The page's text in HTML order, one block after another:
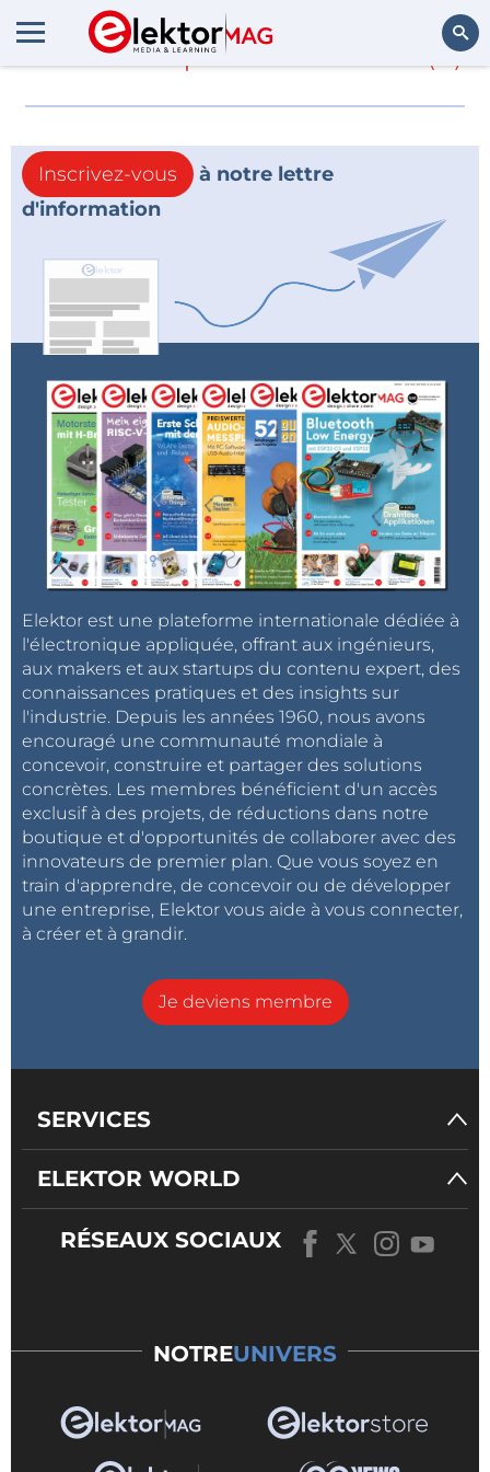
En savoir plus sur (0)
Inscrivez-vous
à notre lettre
d'information
Elektor est une plateforme internationale dédiée à
l'électronique appliquée, offrant aux ingénieurs,
aux makers et aux startups du contenu expert, des
connaissances pratiques et des insights sur
l'industrie. Depuis les années 1960, nous avons
encouragé une communauté mondiale à
concevoir, construire et partager des solutions
concrètes. Les membres bénéficient d'un accès
exclusif à des projets, de réductions dans notre
boutique et d'opportunités de collaborer avec des
innovateurs de premier plan. Que vous soyez en
train d'apprendre, de concevoir ou de développer
une entreprise, Elektor vous aide à vous connecter,
à créer et à grandir.
Je deviens membre
SERVICES
ELEKTOR WORLD
RÉSEAUX SOCIAUX
NOTREUNIVERS